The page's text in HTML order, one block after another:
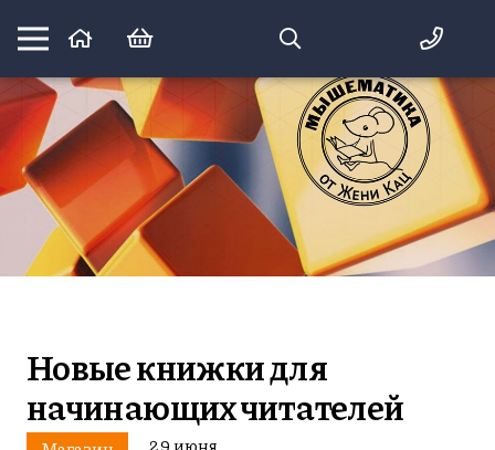
Математика вприпрыжку:
идеи и игры для детей и их родителей
Новые книжки для
начинающих читателей